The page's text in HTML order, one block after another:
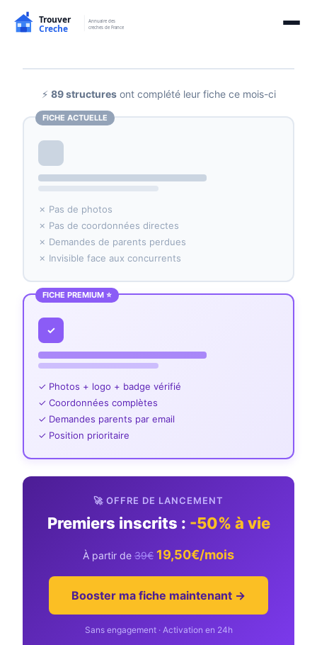
⚡ 89 structuresont complété leur fiche ce mois-ci
FICHE ACTUELLE
✗ Pas de photos
✗ Pas de coordonnées directes
✗ Demandes de parents perdues
✗ Invisible face aux concurrents
FICHE PREMIUM ⭐
✓
✓ Photos + logo + badge vérifié
✓ Coordonnées complètes
✓ Demandes parents par email
✓ Position prioritaire
🚀 OFFRE DE LANCEMENT
Premiers inscrits : -50% à vie
À partir de 39€ 19,50€/mois
Booster ma fiche maintenant →
Sans engagement · Activation en 24h